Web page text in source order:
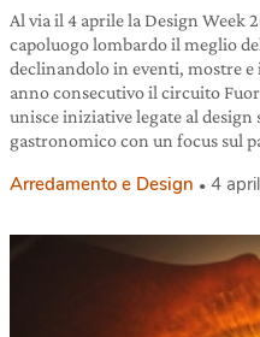
Al via il 4 aprile la Design Week
capoluogo lombardo il meglio
declinandolo in eventi, mostre
anno consecutivo il circuito
unisce iniziative legate al
gastronomico con un focus sul
Arredamento e Design 4